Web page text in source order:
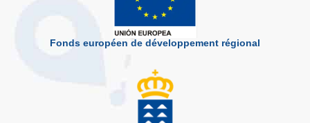
Fonds européen de développement régional